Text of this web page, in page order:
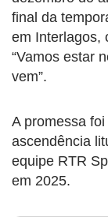
final da
em Interlagos,
“Vamos estar
vem”.
A promessa
ascendência
equipe RTR
em 2025.